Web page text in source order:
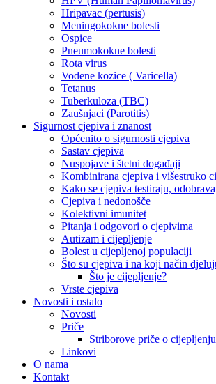
Hripavac (pertusis)
Meningokokne bolesti
Ospice
Pneumokokne bolesti
Rota virus
Vodene kozice ( Varicella)
Tetanus
Tuberkuloza (TBC)
Zaušnjaci (Parotitis)
Sigurnost cjepiva i znanost
Općenito o sigurnosti cjepiva
Sastav cjepiva
Nuspojave i štetni događaji
Kombinirana cjepiva i višestruko
Kako se cjepiva testiraju,
Cjepiva i nedonošče
Kolektivni imunitet
Pitanja i odgovori o cjepivima
Autizam i cijepljenje
Bolest u cijepljenoj populaciji
Što su cjepiva i na koji način
Što je cijepljenje?
Vrste cjepiva
Novosti i ostalo
Novosti
Priče
Striborove priče o cijepljenju
Linkovi
O nama
Kontakt